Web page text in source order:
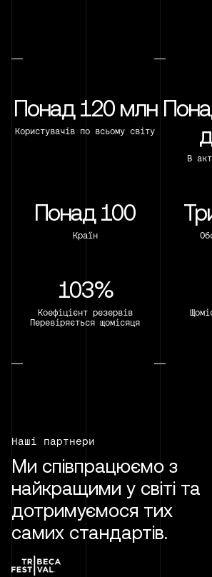
Понад 120 млн
Користувачів по всьому світу
В
Понад 100
Країн
103%
Коефіцієнт резервів
Перевіряється щомісяця
Наші партнери
Ми співпрацюємо з
найкращими у світі та
дотримуємося тих
самих стандартів.